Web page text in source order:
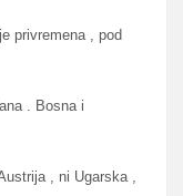
privremena , pod
. Bosna i
, ni Ugarska ,